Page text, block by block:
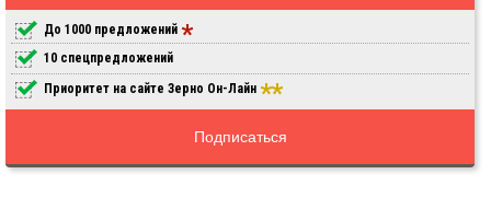
До 1000 предложений
10 спецпредложений
Приоритет на сайте Зерно Он-Лайн
Подписаться